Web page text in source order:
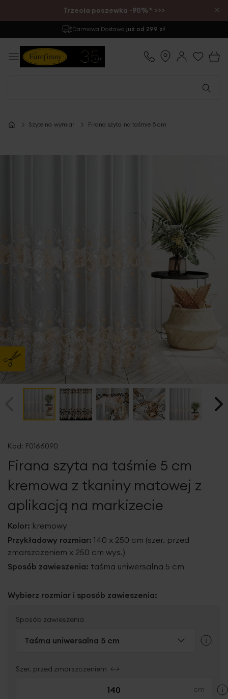
Trzecia poszewka -90%* >>> ×
Darmowa Dostawa już od 299 zł
Szyte na wymiar Firana szyta na taśmie 5 cm
początek
galerii
Kod: F0166090
Firana szyta na taśmie 5 cm
kremowa z tkaniny matowej z
aplikacją na markizecie
Kolor: kremowy
Przykładowy rozmiar: 140 x 250 cm (szer. przed
zmarszczeniem x 250 cm wys.)
Sposób zawieszenia: taśma uniwersalna 5 cm
Wybierz rozmiar i sposób zawieszenia:
Sposób zawieszenia
Taśma uniwersalna 5 cm
Szer. przed zmarszczeniem